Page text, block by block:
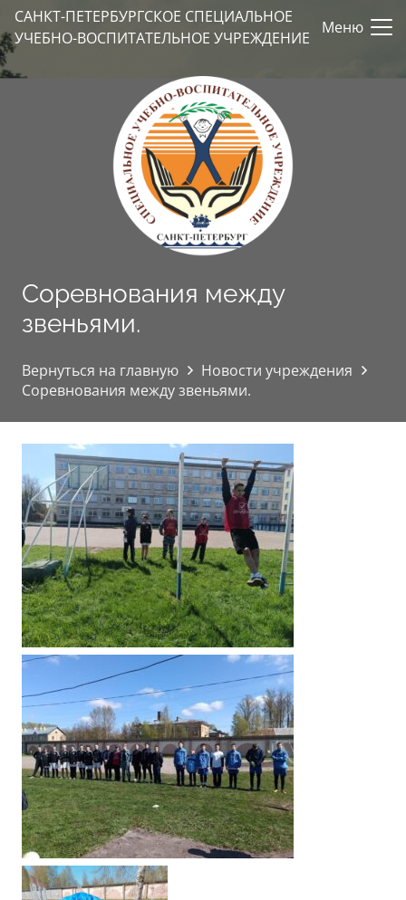
САНКТ-ПЕТЕРБУРГСКОЕ СПЕЦИАЛЬНОЕ
УЧЕБНО-ВОСПИТАТЕЛЬНОЕ УЧРЕЖДЕНИЕ
Меню
Соревнования между
звеньями.
Вернуться на главную
Новости учреждения
Соревнования между звеньями.